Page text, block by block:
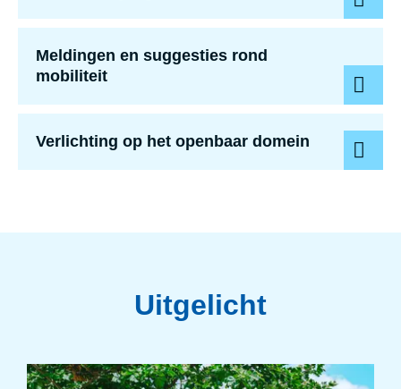
Meldingen en suggesties rond
mobiliteit
Verlichting op het openbaar domein
Uitgelicht